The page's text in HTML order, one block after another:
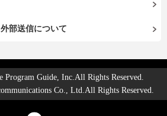
部送信について
Guide, Inc.All Rights Reserved.
Co., Ltd.All Rights Reserved.